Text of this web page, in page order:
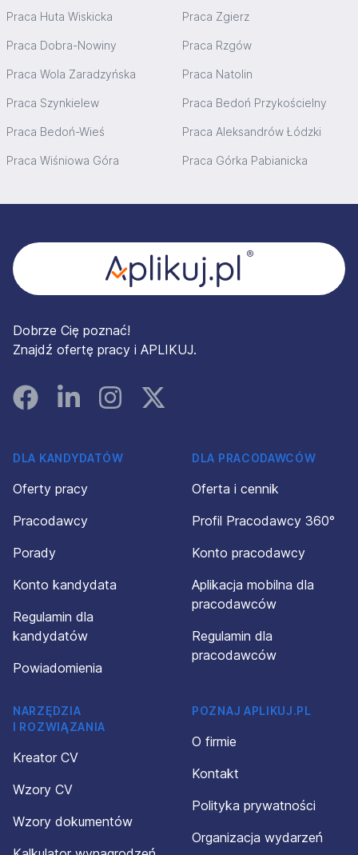
Praca Huta Wiskicka Praca Zgierz
Praca Dobra-Nowiny Praca Rzgów
Praca Wola Zaradzyńska Praca Natolin
Praca Szynkielew Praca Bedoń Przykościelny
Praca Bedoń-Wieś Praca Aleksandrów Łódzki
Praca Wiśniowa Góra Praca Górka Pabianicka
Dobrze Cię poznać!
Znajdź ofertę pracy i APLIKUJ.
FacebookLinked InInstagramInstagram
DLA KANDYDATÓW
Oferty pracy
Pracodawcy
Porady
Konto kandydata
Regulamin dla
kandydatów
Powiadomienia
DLA PRACODAWCÓW
Oferta i cennik
Profil Pracodawcy 360°
Konto pracodawcy
Aplikacja mobilna dla
pracodawców
Regulamin dla
pracodawców
NARZĘDZIA
I ROZWIĄZANIA
Kreator CV
Wzory CV
Wzory dokumentów
POZNAJ APLIKUJ.PL
O firmie
Kontakt
Polityka prywatności
Organizacja wydarzeń